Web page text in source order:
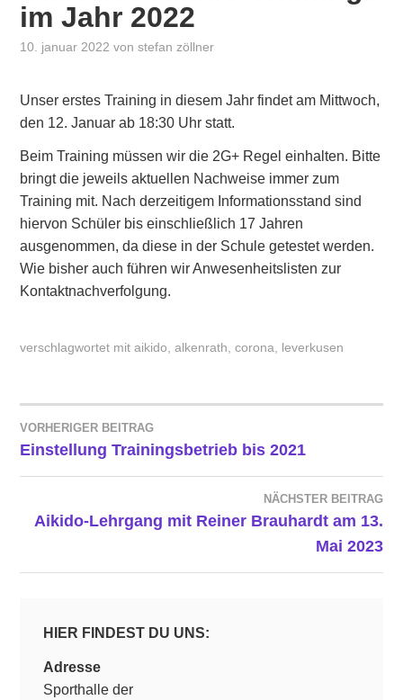
im Jahr 2022
10. januar 2022 vonstefan zöllner
Unser erstes Training in diesem Jahr findet am Mittwoch,
den 12. Januar ab 18:30 Uhr statt.
Beim Training müssen wir die 2G+ Regel einhalten. Bitte
bringt die jeweils aktuellen Nachweise immer zum
Training mit. Nach derzeitigem Informationsstand sind
hiervon Schüler bis einschließlich 17 Jahren
ausgenommen, da diese in der Schule getestet werden.
Wie bisher auch führen wir Anwesenheitslisten zur
Kontaktnachverfolgung.
verschlagwortet mitaikido ,alkenrath ,corona leverkusen
BEITRAGSNAVIGATION
VORHERIGER BEITRAG
Einstellung Trainingsbetrieb bis 2021
NÄCHSTER BEITRAG
Aikido-Lehrgang mit Reiner Brauhardt am 13.
Mai 2023
HIER FINDEST DU UNS:
Adresse
Sporthalle der